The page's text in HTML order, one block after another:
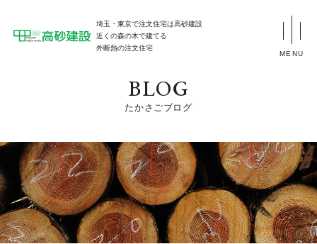
埼玉・東京で注文住宅は高砂建設
近くの森の木で建てる
外断熱の注文住宅
MENU
BLOG
たかさごブログ